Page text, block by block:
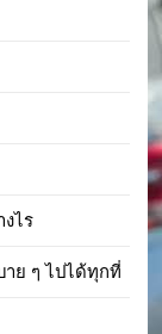
ไร
ย ๆ ไปได้ทุกที่